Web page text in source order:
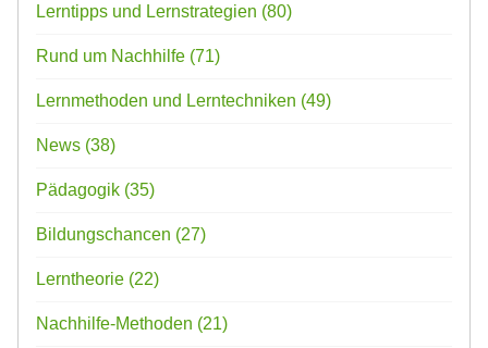
Lerntipps und Lernstrategien (80)
Rund um Nachhilfe (71)
Lernmethoden und Lerntechniken (49)
News (38)
Pädagogik (35)
Bildungschancen (27)
Lerntheorie (22)
Nachhilfe-Methoden (21)